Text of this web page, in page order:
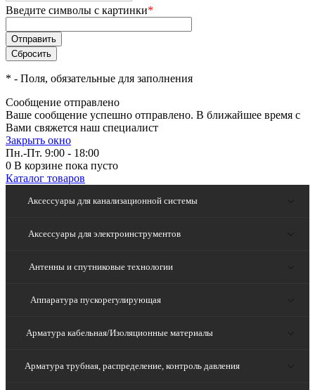
Введите символы с картинки*
* - Поля, обязательные для заполнения
Сообщение отправлено
Ваше сообщение успешно отправлено. В ближайшее время с
Вами свяжется наш специалист
Закрыть окно
Пн.-Пт. 9:00 - 18:00
0 В корзине пока пусто
Каталог товаров
Аксессуары для канализационной системы
Аксессуары для электроинструментов
Антенны и спутниковые технологии
Аппаратура пускорегулирующая
Арматура кабельная/Изоляционные материалы
Арматура трубная, распределение, контроль давления